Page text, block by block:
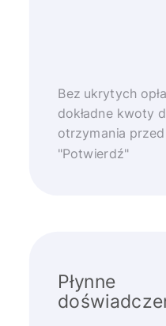
Bez ukrytych
dokładne kwoty
otrzymania
"Potwierdź"
Płynne